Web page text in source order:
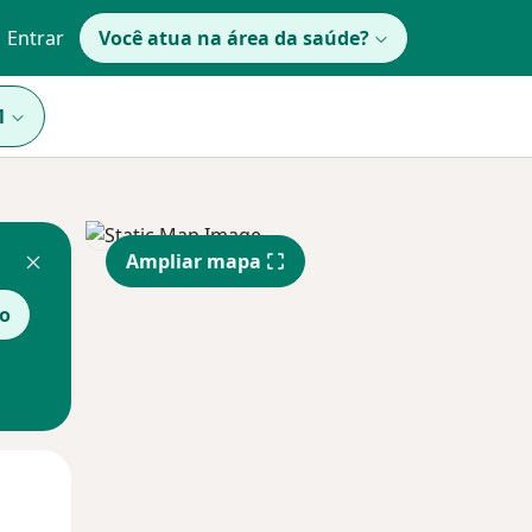
Entrar Você atua na área da saúde?
Ampliar mapa